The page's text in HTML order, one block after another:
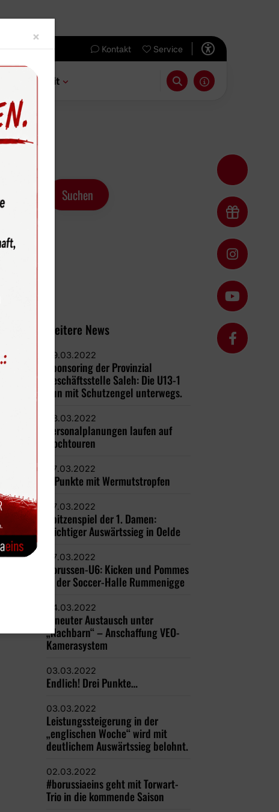
Kontakt Service
Fun & Freizeit
Weitere News
09.03.2022
Sponsoring der Provinzial
Geschäftsstelle Saleh: Die U13-1
nun mit Schutzengel unterwegs.
08.03.2022
Personalplanungen laufen auf
Hochtouren
07.03.2022
3 Punkte mit Wermutstropfen
07.03.2022
Spitzenspiel der 1. Damen:
Wichtiger Auswärtssieg in Oelde
07.03.2022
Borussen-U6: Kicken und Pommes
in der Soccer-Halle Rummenigge
04.03.2022
Erneuter Austausch unter
„Nachbarn“ – Anschaffung VEO-
Kamerasystem
03.03.2022
Endlich! Drei Punkte…
03.03.2022
Leistungssteigerung in der
„englischen Woche“ wird mit
deutlichem Auswärtssieg belohnt.
02.03.2022
#borussiaeins geht mit Torwart-
Trio in die kommende Saison
× Close